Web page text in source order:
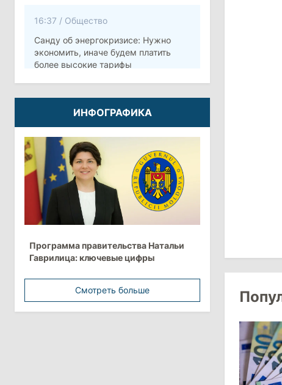
16:37 / Общество
Санду об энергокризисе: Нужно
экономить, иначе будем платить
более высокие тарифы
10:12/Безопасность
Молдова готовит программу по
укреплению обороны стоимостью
более 10 млрд леев на ближайшие
пять лет
4 августа 2026
15:15
Экономика
европейских стран с самой низкой
минимальной зарплатой
Политика
Анна Ревенко уходит с поста главы
ИНФОГРАФИКА
Программа правительства Натальи
Гаврилица: ключевые цифры
Смотреть больше